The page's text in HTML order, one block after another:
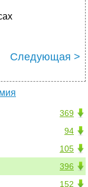
Следующая >
369
94
105
396
152